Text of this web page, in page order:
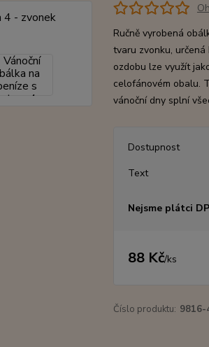
Ručně vyrobená
tvaru zvonku,
ozdobu lze využít
celofánovém obalu.
vánoční dny splní
Dostupnost
Text
Nejsme plátci
88 Kč/ks
Číslo produktu: 9816-